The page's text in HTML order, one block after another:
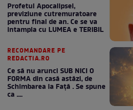
Profetul Apocalipsei,
previziune cutremuratoare
pentru final de an. Ce se va
intampla cu LUMEA e TERIBIL
RECOMANDARE PE
REDACTIA.RO
Ce să nu arunci SUB NICI O
FORMA din casă astăzi, de
Schimbarea la Față . Se spune
ca ....